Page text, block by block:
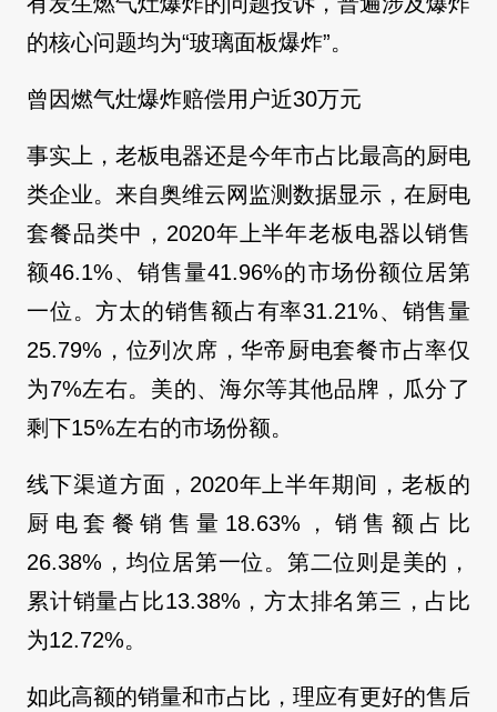
的核心问题均为“玻璃面板爆炸”。
曾因燃气灶爆炸赔偿用户近30万元
事实上，老板电器还是今年市占比最高的厨电
类企业。来自奥维云网监测数据显示，在厨电
套餐品类中，2020年上半年老板电器以销售
额46.1%、销售量41.96%的市场份额位居第
一位。方太的销售额占有率31.21%、销售量
25.79%，位列次席，华帝厨电套餐市占率仅
为7%左右。美的、海尔等其他品牌，瓜分了
剩下15%左右的市场份额。
线下渠道方面，2020年上半年期间，老板的
厨电套餐销售量18.63%，销售额占比
26.38%，均位居第一位。第二位则是美的，
累计销量占比13.38%，方太排名第三，占比
为12.72%。
如此高额的销量和市占比，理应有更好的售后